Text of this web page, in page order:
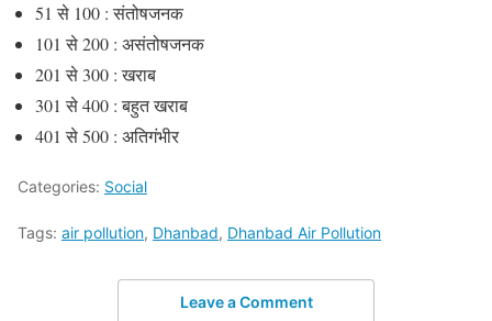
51 से 100 : संतोषजनक
101 से 200 : असंतोषजनक
201 से 300 : खराब
301 से 400 : बहुत खराब
401 से 500 : अतिगंभीर
Categories: Social
Tags: air pollution, Dhanbad, Dhanbad Air Pollution
Leave a Comment